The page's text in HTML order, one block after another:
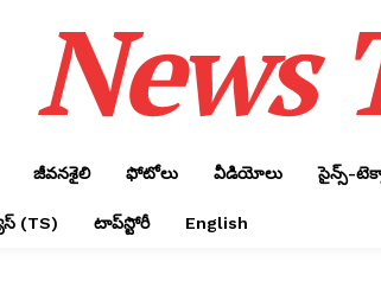
News
జీవనశైలి ఫోటోలు వీడియోలు సైన్స్‌-
(TS) టాప్‌స్టోరీ English